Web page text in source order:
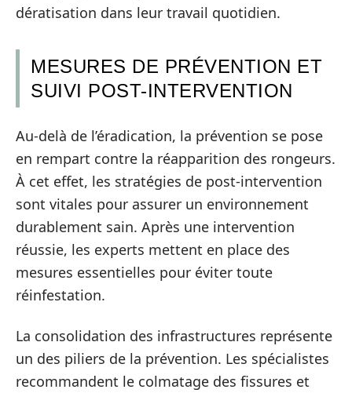
dératisation dans leur travail quotidien.
MESURES DE PRÉVENTION ET
SUIVI POST-INTERVENTION
Au-delà de l’éradication, la prévention se pose
en rempart contre la réapparition des rongeurs.
À cet effet, les stratégies de post-intervention
sont vitales pour assurer un environnement
durablement sain. Après une intervention
réussie, les experts mettent en place des
mesures essentielles pour éviter toute
réinfestation.
La consolidation des infrastructures représente
un des piliers de la prévention. Les spécialistes
recommandent le colmatage des fissures et